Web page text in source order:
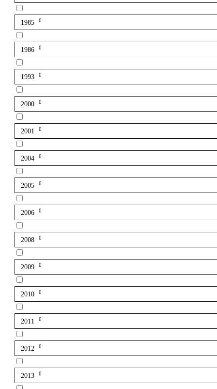
1985 0
1986 0
1993 0
2000 0
2001 0
2004 0
2005 0
2006 0
2008 0
2009 0
2010 0
2011 0
2012 0
2013 0